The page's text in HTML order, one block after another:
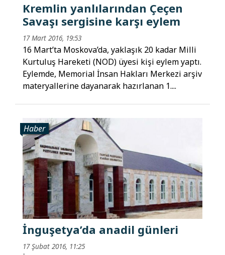
Kremlin yanlılarından Çeçen
Savaşı sergisine karşı eylem
17 Mart 2016, 19:53
16 Mart’ta Moskova’da, yaklaşık 20 kadar Milli
Kurtuluş Hareketi (NOD) üyesi kişi eylem yaptı.
Eylemde, Memorial İnsan Hakları Merkezi arşiv
materyallerine dayanarak hazırlanan 1....
Haber
İnguşetya’da anadil günleri
17 Şubat 2016, 11:25